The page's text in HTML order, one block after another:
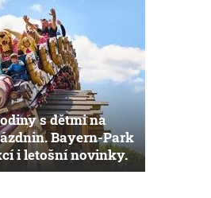
s dětmi na
Bayern-Park
i letošní novinky.